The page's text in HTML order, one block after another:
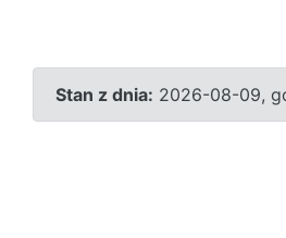
Stan z dnia: 2026-08-09,